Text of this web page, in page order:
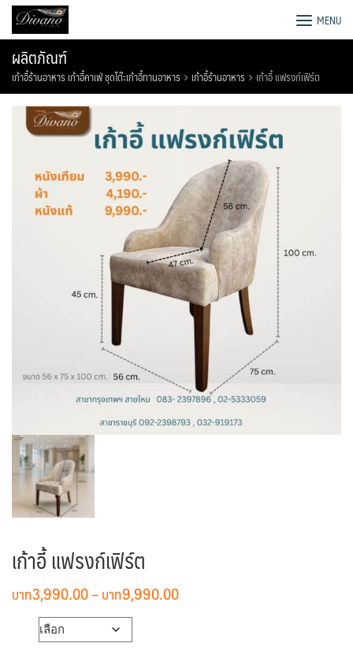
Skipโรงงานโซฟา เตียง ชุดโต๊ะอาหาร MENU
ผลิตภัณฑ์
เก้าอี้ร้านอาหาร เก้าอี้คาเฟ่ ชุดโต๊ะเก้าอี้ทานอาหาร เก้าอี้ร้านอาหาร เก้าอี้ แฟรงก์เฟิร์ต
เก้าอี้ แฟรงก์เฟิร์ต
3,990.00– 9,990.00Price